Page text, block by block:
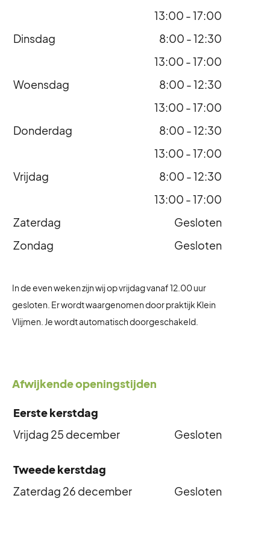
13:00 - 17:00
Dinsdag
8:00 - 12:30
13:00 - 17:00
Woensdag
8:00 - 12:30
13:00 - 17:00
Donderdag
8:00 - 12:30
13:00 - 17:00
Vrijdag
8:00 - 12:30
13:00 - 17:00
Zaterdag
Gesloten
Zondag
Gesloten
In de even weken zijn wij op vrijdag vanaf 12.00 uur
gesloten. Er wordt waargenomen door praktijk Klein
Vlijmen. Je wordt automatisch doorgeschakeld.
Afwijkende openingstijden
Eerste kerstdag
Vrijdag 25 december
Gesloten
Tweede kerstdag
Zaterdag 26 december
Gesloten